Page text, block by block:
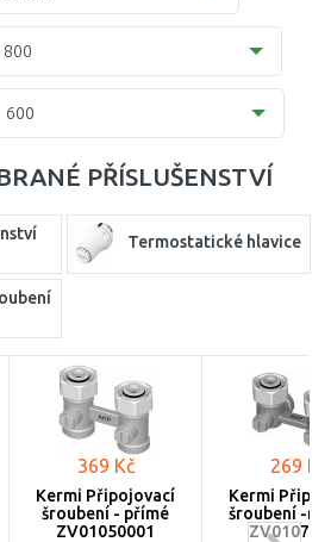
mm)
(64 mm)
mm)
mm)
800
700
800
900
600
600
PŘÍSLUŠENSTVÍ
Termostatické hlavice
369 Kč
Kermi Připojovací
šroubení - přímé
ZV01050001
269 Kč
Kermi
šroubení -